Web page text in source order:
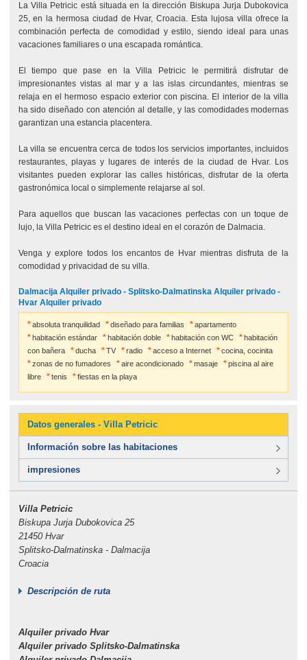
La Villa Petricic está situada en la dirección Biskupa Jurja Dubokovica
25, en la hermosa ciudad de Hvar, Croacia. Esta lujosa villa ofrece la
combinación perfecta de comodidad y estilo, siendo ideal para unas
vacaciones familiares o una escapada romántica.
El tiempo que pase en la Villa Petricic le permitirá disfrutar de
impresionantes vistas al mar y a las islas circundantes, mientras se
relaja en el hermoso espacio exterior con piscina. El interior de la villa
ha sido diseñado con atención al detalle, y las comodidades modernas
garantizan una estancia placentera.
La villa se encuentra cerca de todos los servicios importantes, incluidos
restaurantes, playas y lugares de interés de la ciudad de Hvar. Los
visitantes pueden explorar las calles históricas, disfrutar de la oferta
gastronómica local o simplemente relajarse al sol.
Para aquellos que buscan las vacaciones perfectas con un toque de
lujo, la Villa Petricic es el destino ideal en el corazón de Dalmacia.
Venga y explore todos los encantos de Hvar mientras disfruta de la
comodidad y privacidad de su villa.
Dalmacija Alquiler privado - Splitsko-Dalmatinska Alquiler privado -
Hvar Alquiler privado
absoluta tranquilidad diseñado para familias
apartamento
habitación estándar
habitación doble habitación con WC
habitación
con bañera
ducha TV radio acceso a Internet
cocina, cocinita
zonas de no fumadores
aire acondicionado masaje
piscina al aire
libre
tenis fiestas en la playa
Datos generales - Villa Petricic
Información sobre las habitaciones
impresiones
Villa Petricic
Biskupa Jurja Dubokovica 25
21450 Hvar
Splitsko-Dalmatinska - Dalmacija
Croacia
Descripción de ruta
Alquiler privado Hvar
Alquiler privado Splitsko-Dalmatinska